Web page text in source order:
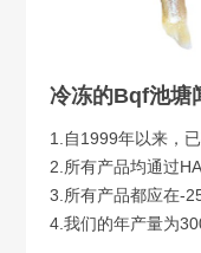
冷冻的Bqf池塘
1.自1999年以来，
2.所有产品均通过
3.所有产品都应在-
4.我们的年产量为